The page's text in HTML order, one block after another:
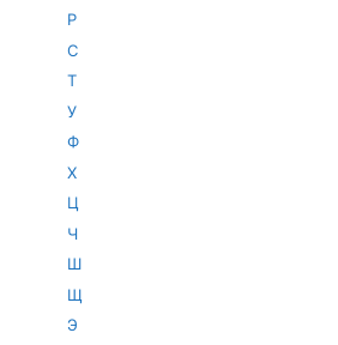
Р
С
Т
У
Ф
Х
Ц
Ч
Ш
Щ
Э